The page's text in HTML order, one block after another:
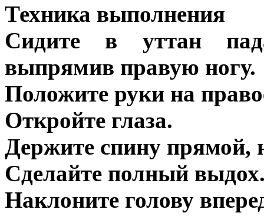
Техника выполнения
Сидите в уттан
выпрямив правую ногу.
Положите руки на
Откройте глаза.
Держите спину прямой,
Сделайте полный
Наклоните голову